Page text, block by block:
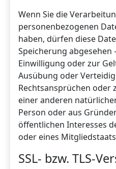
Wenn Sie die
personenbezogenen
haben, dürfen diese
Speicherung
Einwilligung oder zur
Ausübung oder
Rechtsansprüchen oder
einer anderen
Person oder aus
öffentlichen Interesses
oder eines
SSL- bzw. TLS-